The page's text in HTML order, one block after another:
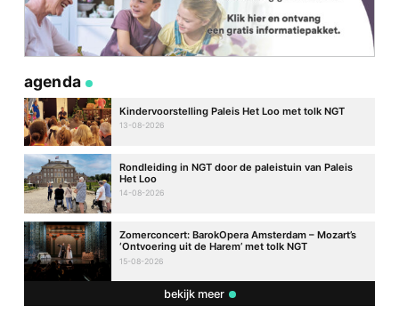
agenda
Kindervoorstelling Paleis Het Loo met tolk NGT
13-08-2026
Rondleiding in NGT door de paleistuin van Paleis
Het Loo
14-08-2026
Zomerconcert: BarokOpera Amsterdam – Mozart’s
‘Ontvoering uit de Harem’ met tolk NGT
15-08-2026
bekijk meer